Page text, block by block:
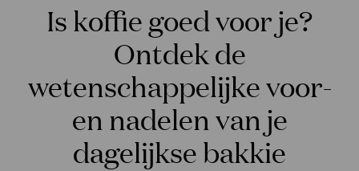
Is koffie goed voor je?
Ontdek de
wetenschappelijke voor-
en nadelen van je
dagelijkse bakkie